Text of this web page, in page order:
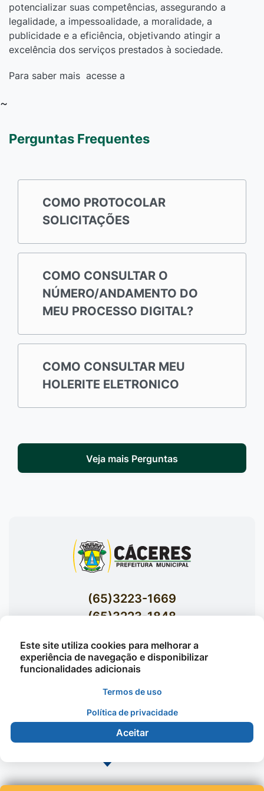
potencializar suas competências, assegurando a
legalidade, a impessoalidade, a moralidade, a
publicidade e a eficiência, objetivando atingir a
excelência dos serviços prestados à sociedade.
Para saber mais acesse a
~
Perguntas Frequentes
COMO PROTOCOLAR
SOLICITAÇÕES
COMO CONSULTAR O
NÚMERO/ANDAMENTO DO
MEU PROCESSO DIGITAL?
COMO CONSULTAR MEU
HOLERITE ELETRONICO
Veja mais Perguntas
(65)3223-1669
(65)3223-1848
Av. Brasil nº 119 Bairro Jardim Celeste -
Cáceres
©2026 - Prefeitura Municipal de Cáceres - Todos os
direitos reservados
Este site utiliza cookies para melhorar a
experiência de navegação e disponibilizar
funcionalidades adicionais
Termos de uso
Política de privacidade
Aceitar